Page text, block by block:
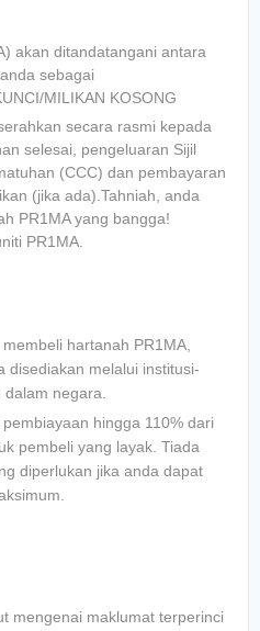
akan ditandatangani antara
sebagai
MILIKAN KOSONG
secara rasmi kepada
selesai, pengeluaran Sijil
(CCC) dan pembayaran
(jika ada).Tahniah, anda
PR1MA yang bangga!
PR1MA.
hartanah PR1MA,
disediakan melalui institusi-
negara.
hingga 110% dari
pembeli yang layak. Tiada
diperlukan jika anda dapat
mengenai maklumat terperinci